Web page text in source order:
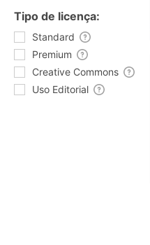
Tipo de licença:
Standard
Premium
Creative Commons
Uso Editorial